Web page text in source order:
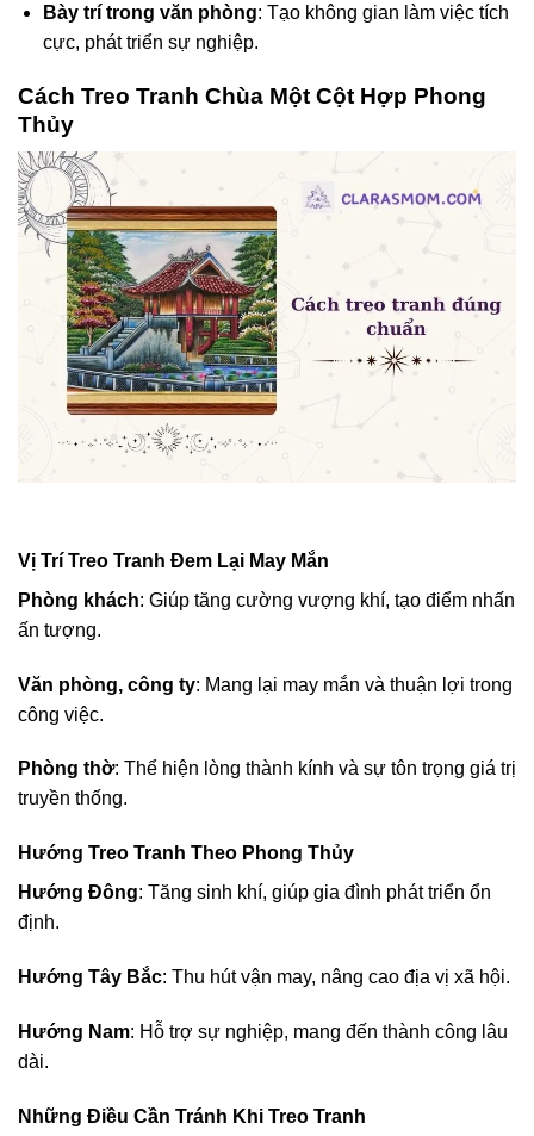
Bày trí trong văn phòng: Tạo không gian làm việc tích
cực, phát triển sự nghiệp.
Cách Treo Tranh Chùa Một Cột Hợp Phong
Thủy
Vị Trí Treo Tranh Đem Lại May Mắn
Phòng khách: Giúp tăng cường vượng khí, tạo điểm nhấn
ấn tượng.
Văn phòng, công ty: Mang lại may mắn và thuận lợi trong
công việc.
Phòng thờ: Thể hiện lòng thành kính và sự tôn trọng giá trị
truyền thống.
Hướng Treo Tranh Theo Phong Thủy
Hướng Đông: Tăng sinh khí, giúp gia đình phát triển ổn
định.
Hướng Tây Bắc: Thu hút vận may, nâng cao địa vị xã hội.
Hướng Nam: Hỗ trợ sự nghiệp, mang đến thành công lâu
dài.
Những Điều Cần Tránh Khi Treo Tranh